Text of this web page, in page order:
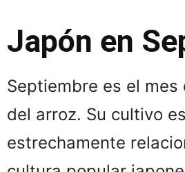
Japón en
Septiembre es el mes
del arroz. Su cultivo
estrechamente